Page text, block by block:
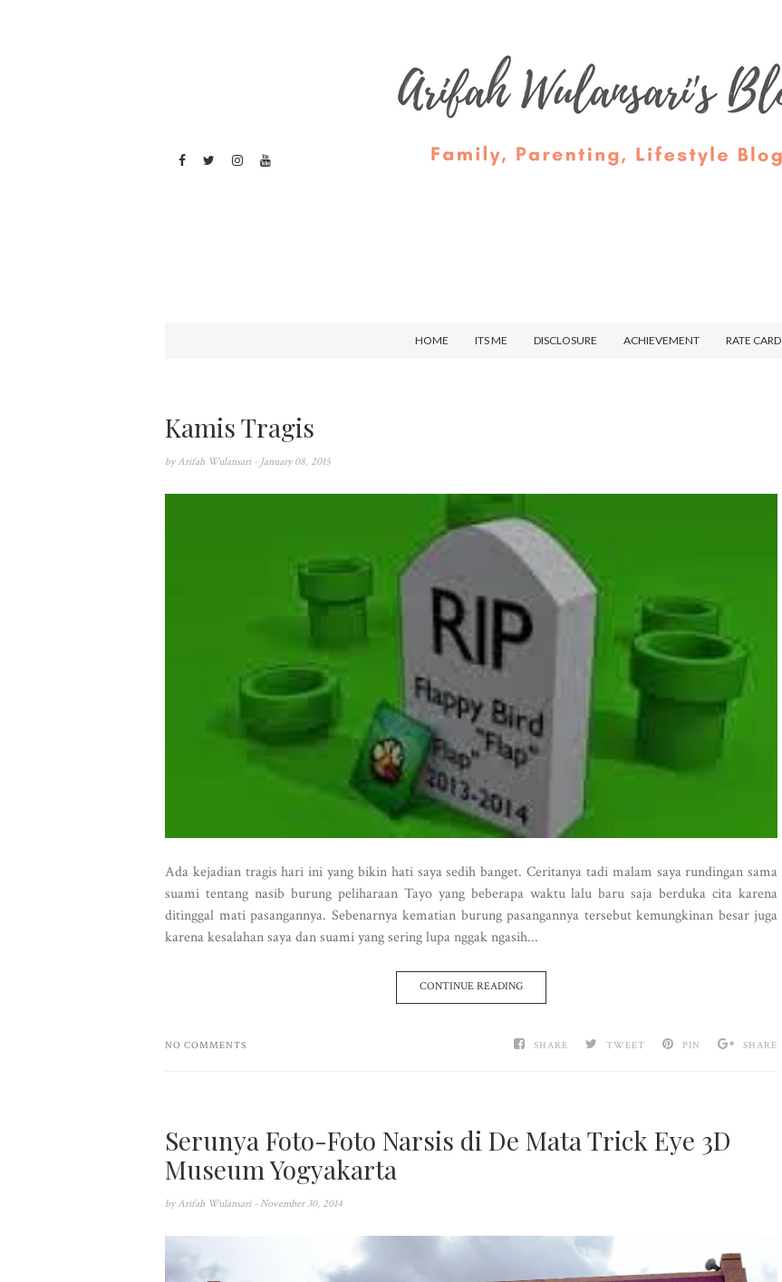
HOME ITS ME DISCLOSURE ACHIEVEMENT RATE CARD
Kamis Tragis
by Arifah Wulansari - January 08, 2015
Ada kejadian tragis hari ini yang bikin hati saya sedih banget. Ceritanya tadi malam saya rundingan sama
suami tentang nasib burung peliharaan Tayo yang beberapa waktu lalu baru saja berduka cita karena
ditinggal mati pasangannya. Sebenarnya kematian burung pasangannya tersebut kemungkinan besar juga
karena kesalahan saya dan suami yang sering lupa nggak ngasih...
CONTINUE READING
SHARE TWEET PIN SHARE
NO COMMENTS
Serunya Foto-Foto Narsis di De Mata Trick Eye 3D
Museum Yogyakarta
by Arifah Wulansari - November 30, 2014